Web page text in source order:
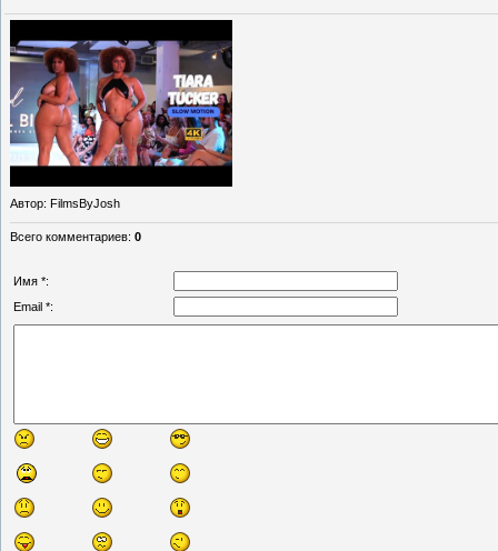
Автор: FilmsByJosh
Всего комментариев: 0
Имя *:
Email *: